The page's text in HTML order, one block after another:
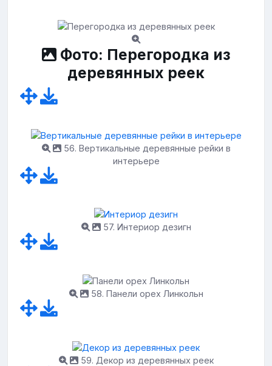
Фото: Перегородка из
деревянных реек
56. Вертикальные деревянные рейки в
интерьере
57. Интериор дезигн
58. Панели орех Линкольн
59. Декор из деревянных реек